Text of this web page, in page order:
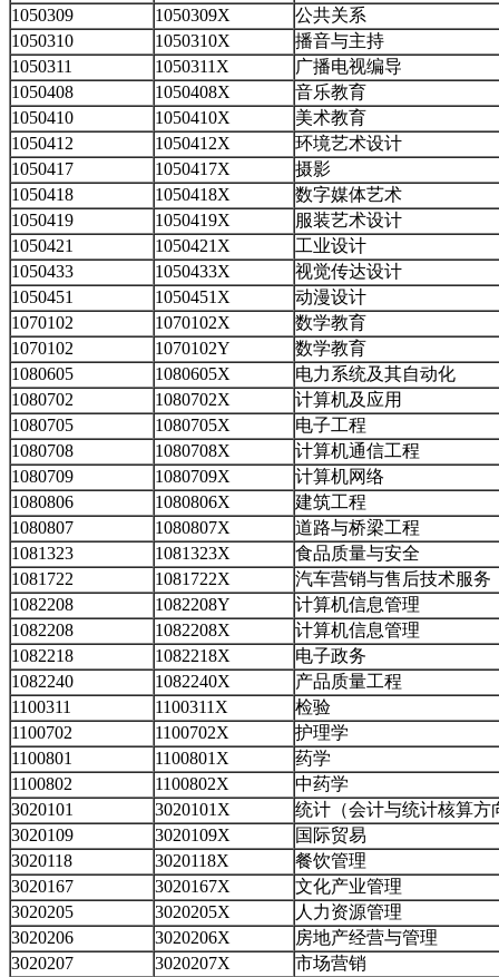
1050309
1050309X
公共关系
1050310
1050310X
播音与主持
1050311
1050311X
广播电视编导
1050408
1050408X
音乐教育
1050410
1050410X
美术教育
1050412
1050412X
环境艺术设计
1050417
1050417X
摄影
1050418
1050418X
数字媒体艺术
1050419
1050419X
服装艺术设计
1050421
1050421X
工业设计
1050433
1050433X
视觉传达设计
1050451
1050451X
动漫设计
1070102
1070102X
数学教育
1070102
1070102Y
数学教育
1080605
1080605X
电力系统及其自动化
1080702
1080702X
计算机及应用
1080705
1080705X
电子工程
1080708
1080708X
计算机通信工程
1080709
1080709X
计算机网络
1080806
1080806X
建筑工程
1080807
1080807X
道路与桥梁工程
1081323
1081323X
食品质量与安全
1081722
1081722X
汽车营销与售后技术服务
1082208
1082208Y
计算机信息管理
1082208
1082208X
计算机信息管理
1082218
1082218X
电子政务
1082240
1082240X
产品质量工程
1100311
1100311X
检验
1100702
1100702X
护理学
1100801
1100801X
药学
1100802
1100802X
中药学
3020101
3020101X
统计（会计与统计核算方
3020109
3020109X
国际贸易
3020118
3020118X
餐饮管理
3020167
3020167X
文化产业管理
3020205
3020205X
人力资源管理
3020206
3020206X
房地产经营与管理
3020207
3020207X
市场营销